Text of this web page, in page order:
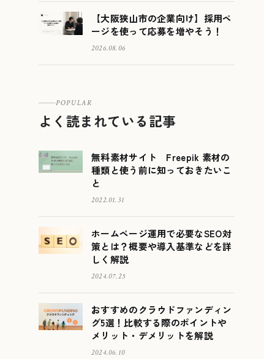
【大阪狭山市の企業向け】採用ペ
ージを使って応募を増やそう！
2026.08.06
POPULAR
よく読まれている記事
無料素材サイト Freepik 素材の
種類と使う前に知っておきたいこ
と
2022.01.31
ホームページ運用で必要なSEO対
策とは？概要や導入基準などを詳
しく解説
2024.07.25
おすすめのクラウドファンディン
グ5選！比較する際のポイントや
メリット・デメリットを解説
2024.06.10